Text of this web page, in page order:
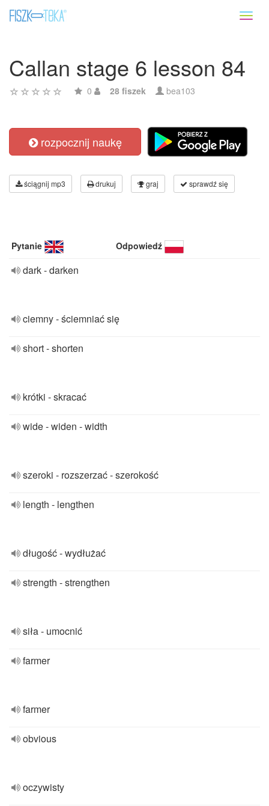
Callan stage 6 lesson 84
0 28 fiszek bea103
rozpocznij naukę
ściągnij mp3 drukuj graj sprawdź się
Pytanie Odpowiedź
dark - darken
ciemny - ściemniać się
short - shorten
krótki - skracać
wide - widen - width
szeroki - rozszerzać - szerokość
length - lengthen
długość - wydłużać
strength - strengthen
siła - umocnić
farmer
farmer
obvious
oczywisty